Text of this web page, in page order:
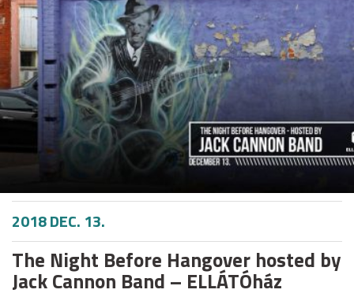
2018 DEC. 13.
The Night Before Hangover hosted by
Jack Cannon Band – ELLÁTÓház